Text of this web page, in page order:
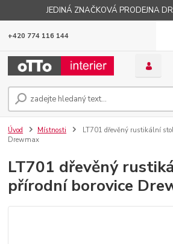
JEDINÁ ZNAČKOVÁ PRODEJNA
+420 774 116 144
Úvod Místnosti
LT701 dřevěný rustikální
Drewmax
LT701 dřevěný
přírodní borovice